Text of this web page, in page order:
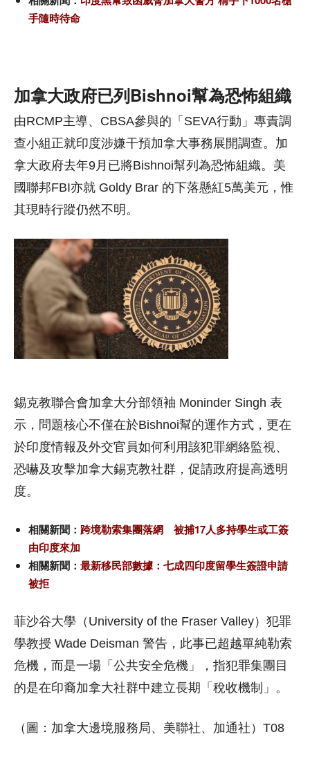
手隨時待命
加拿大政府已列Bishnoi幫為恐怖組織
由RCMP主導、CBSA參與的「SEVA行動」專責調
查小組正就印度涉嫌干預加拿大事務展開調查。加
拿大政府去年9月已將Bishnoi幫列為恐怖組織。美
國聯邦FBI亦就 Goldy Brar 的下落懸紅5萬美元，惟
其現時行蹤仍然不明。
錫克教聯合會加拿大分部領袖 Moninder Singh 表
示，問題核心不僅在於Bishnoi幫的運作方式，更在
於印度情報及外交官員如何利用該犯罪網絡監視、
恐嚇及攻擊加拿大錫克教社群，促請政府提高透明
度。
相關新聞： 跨境勒索集團落網 被捕17人多持學生或工簽
由印度來加
相關新聞： 最新移民部數據：七成四印度留學生簽證申請
被拒
菲沙谷大學（University of the Fraser Valley）犯罪
學教授 Wade Deisman 警告，此事已超越單純勒索
危機，而是一場「公共安全危機」，指犯罪集團目
的是在印裔加拿大社群中建立長期「稅收機制」。
（圖：加拿大邊境服務局、美聯社、加通社）T08